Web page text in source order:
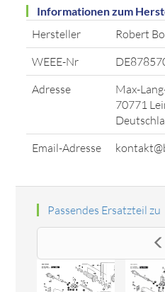
Informationen zum
Hersteller
Robert
WEEE-Nr
Adresse
Max-
70771
Email-Adresse
Passendes Ersatzteil zu